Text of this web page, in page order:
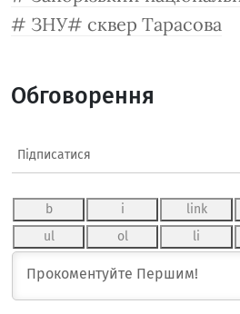
ЗНУ
сквер Тарасова
Обговорення
Підписатися